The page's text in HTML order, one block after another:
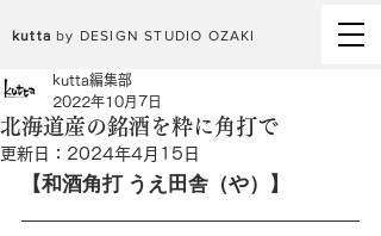
kutta by DESIGN STUDIO OZAKI
北海道産の銘酒を粋に角打で
kutta編集部
2022年10月7日
更新日： 2024年4月15日
【和酒角打 うえ田舎（や）】